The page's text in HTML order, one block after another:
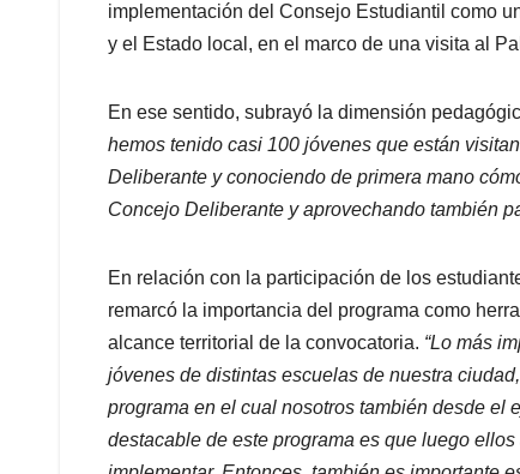
implementación del Consejo Estudiantil como
y el Estado local, en el marco de una visita al
En ese sentido, subrayó la dimensión
hemos tenido casi 100 jóvenes que están
Deliberante y conociendo de primera mano
Concejo Deliberante y aprovechando también
En relación con la participación de los
remarcó la importancia del programa como
alcance territorial de la convocatoria. “Lo más
jóvenes de distintas escuelas de nuestra
programa en el cual nosotros también desde el
destacable de este programa es que luego